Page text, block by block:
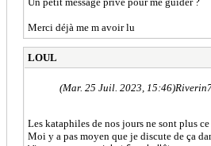
Merci déjà me m avoir lu
LOUL
(Mar. 25 Juil. 2023, 15:46)
Les kataphiles de nos jours ne sont plus ce
Moi y a pas moyen que je discute de ça